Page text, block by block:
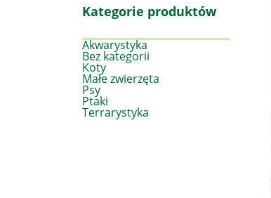
Kategorie produktów
Akwarystyka
Bez kategorii
Koty
Małe zwierzęta
Psy
Ptaki
Terrarystyka